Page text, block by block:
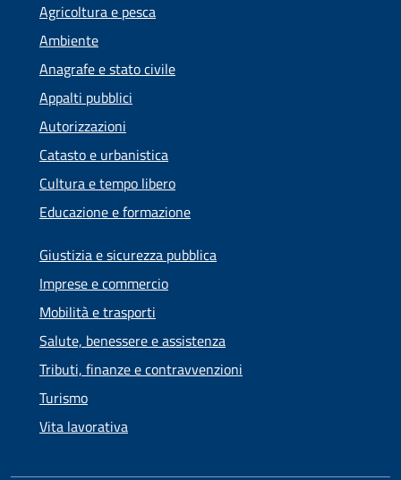
Agricoltura e pesca
Ambiente
Anagrafe e stato civile
Appalti pubblici
Autorizzazioni
Catasto e urbanistica
Cultura e tempo libero
Educazione e formazione
Giustizia e sicurezza pubblica
Imprese e commercio
Mobilità e trasporti
Salute, benessere e assistenza
Tributi, finanze e contravvenzioni
Turismo
Vita lavorativa